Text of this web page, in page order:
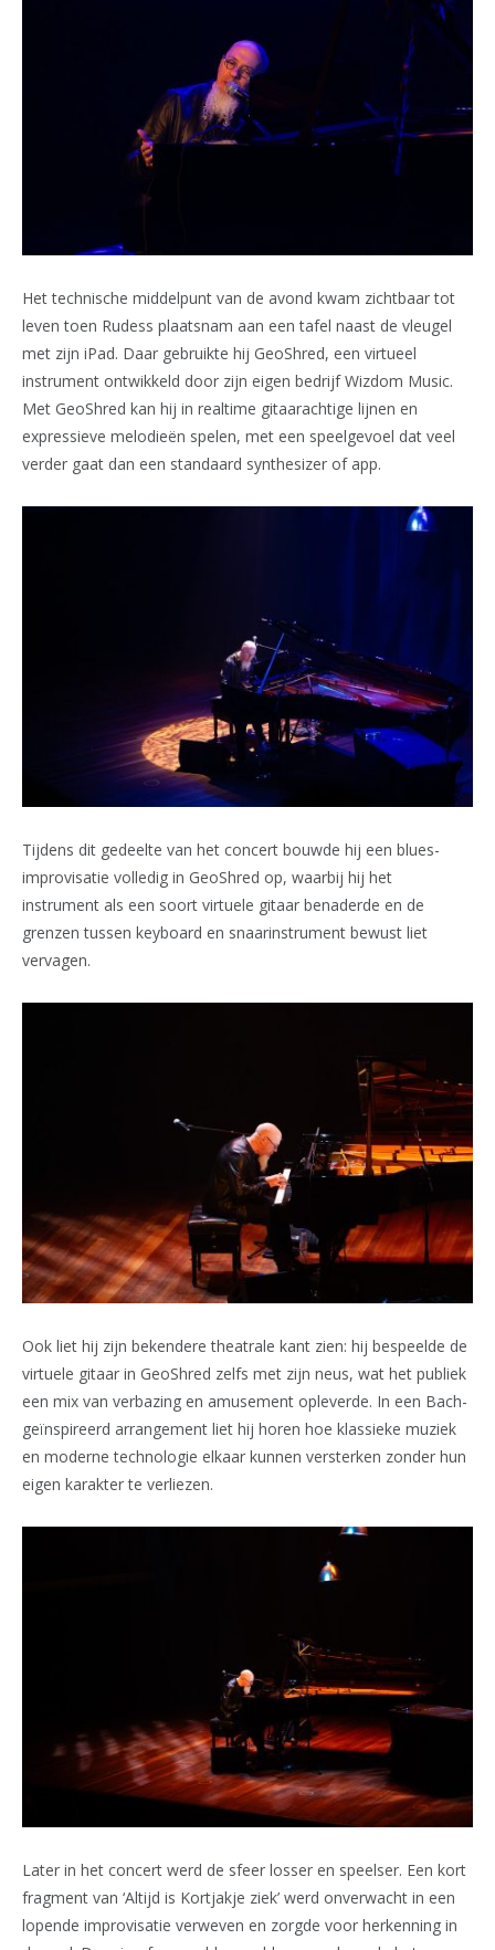
Het technische middelpunt van de avond kwam zichtbaar tot
leven toen Rudess plaatsnam aan een tafel naast de vleugel
met zijn iPad. Daar gebruikte hij GeoShred, een virtueel
instrument ontwikkeld door zijn eigen bedrijf Wizdom Music.
Met GeoShred kan hij in realtime gitaarachtige lijnen en
expressieve melodieën spelen, met een speelgevoel dat veel
verder gaat dan een standaard synthesizer of app.
Tijdens dit gedeelte van het concert bouwde hij een blues-
improvisatie volledig in GeoShred op, waarbij hij het
instrument als een soort virtuele gitaar benaderde en de
grenzen tussen keyboard en snaarinstrument bewust liet
vervagen.
Ook liet hij zijn bekendere theatrale kant zien: hij bespeelde de
virtuele gitaar in GeoShred zelfs met zijn neus, wat het publiek
een mix van verbazing en amusement opleverde. In een Bach-
geïnspireerd arrangement liet hij horen hoe klassieke muziek
en moderne technologie elkaar kunnen versterken zonder hun
eigen karakter te verliezen.
Later in het concert werd de sfeer losser en speelser. Een kort
fragment van ‘Altijd is Kortjakje ziek’ werd onverwacht in een
lopende improvisatie verweven en zorgde voor herkenning in